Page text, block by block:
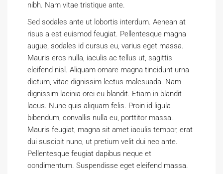
nibh. Nam vitae tristique ante.
Sed sodales ante ut lobortis interdum. Aenean at
risus a est euismod feugiat. Pellentesque magna
augue, sodales id cursus eu, varius eget massa.
Mauris eros nulla, iaculis ac tellus ut, sagittis
eleifend nisl. Aliquam ornare magna tincidunt urna
dictum, vitae dignissim lectus malesuada. Nam
dignissim lacinia orci eu blandit. Etiam in blandit
lacus. Nunc quis aliquam felis. Proin id ligula
bibendum, convallis nulla eu, porttitor massa.
Mauris feugiat, magna sit amet iaculis tempor, erat
dui suscipit nunc, ut pretium velit dui nec ante.
Pellentesque feugiat dapibus neque et
condimentum. Suspendisse eget eleifend massa.